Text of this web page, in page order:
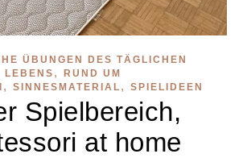
ÜBUNGEN DES TÄGLICHEN
LEBENS ,
RUND UM
, SINNESMATERIAL , SPIELIDEEN
Spielbereich,
at home